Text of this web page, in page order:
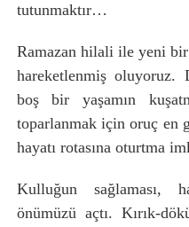
tutunmaktır…
Ramazan hilali ile yeni
hareketlenmiş oluyoruz.
boş bir yaşamın
toparlanmak için oruç en
hayatı rotasına oturtma
Kulluğun sağlaması,
önümüzü açtı. Kırık-